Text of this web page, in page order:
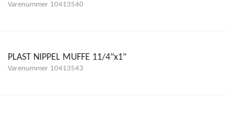
Varenummer 10413540
PLAST NIPPEL MUFFE 11/4"x1"
Varenummer 10413543